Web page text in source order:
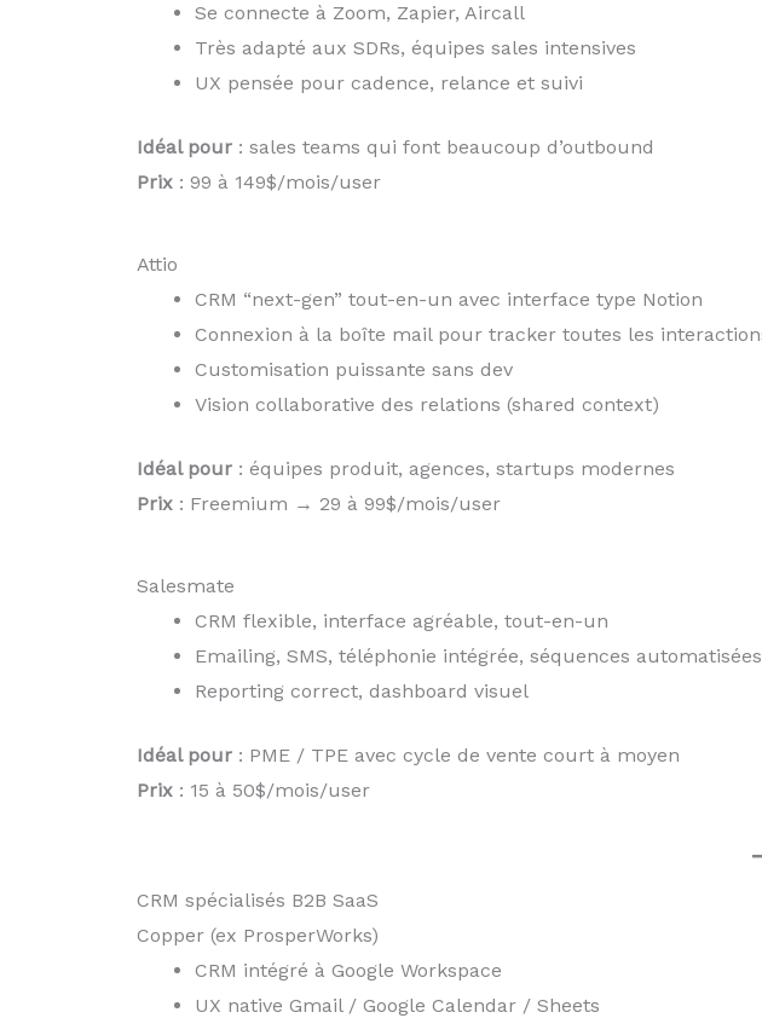
Se connecte à Zoom, Zapier, Aircall
Très adapté aux SDRs, équipes sales intensives
UX pensée pour cadence, relance et suivi
Idéal pour: sales teams qui font beaucoup d’outbound
Prix: 99 à 149$/mois/user
Attio
CRM “next-gen” tout-en-un avec interface type Notion
Connexion à la boîte mail pour tracker toutes les
Customisation puissante sans dev
Vision collaborative des relations (shared context)
Idéal pour: équipes produit, agences, startups modernes
Prix: Freemium → 29 à 99$/mois/user
Salesmate
CRM flexible, interface agréable, tout-en-un
Emailing, SMS, téléphonie intégrée, séquences automatisées
Reporting correct, dashboard visuel
Idéal pour: PME / TPE avec cycle de vente court à moyen
Prix: 15 à 50$/mois/user
CRM spécialisés B2B SaaS
Copper (ex ProsperWorks)
CRM intégré à Google Workspace
UX native Gmail / Google Calendar / Sheets